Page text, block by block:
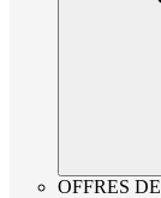
OFFRES